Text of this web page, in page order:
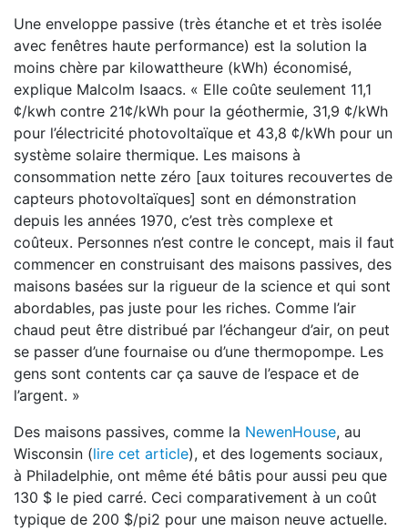
Une enveloppe passive (très étanche et et très isolée
avec fenêtres haute performance) est la solution la
moins chère par kilowattheure (kWh) économisé,
explique Malcolm Isaacs. « Elle coûte seulement 11,1
¢/kwh contre 21¢/kWh pour la géothermie, 31,9 ¢/kWh
pour l’électricité photovoltaïque et 43,8 ¢/kWh pour un
système solaire thermique. Les maisons à
consommation nette zéro [aux toitures recouvertes de
capteurs photovoltaïques] sont en démonstration
depuis les années 1970, c’est très complexe et
coûteux. Personnes n’est contre le concept, mais il faut
commencer en construisant des maisons passives, des
maisons basées sur la rigueur de la science et qui sont
abordables, pas juste pour les riches. Comme l’air
chaud peut être distribué par l’échangeur d’air, on peut
se passer d’une fournaise ou d’une thermopompe. Les
gens sont contents car ça sauve de l’espace et de
l’argent. »
Des maisons passives, comme la NewenHouse, au
Wisconsin (lire cet article), et des logements sociaux,
à Philadelphie, ont même été bâtis pour aussi peu que
130 $ le pied carré. Ceci comparativement à un coût
typique de 200 $/pi2 pour une maison neuve actuelle.